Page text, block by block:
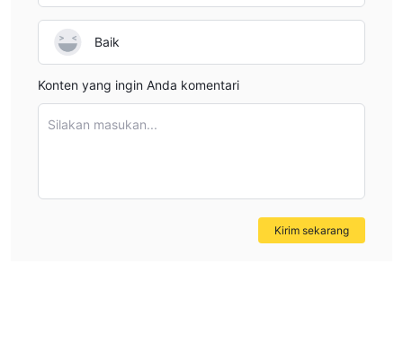
Baik
Konten yang ingin Anda komentari
Silakan masukan...
Kirim sekarang